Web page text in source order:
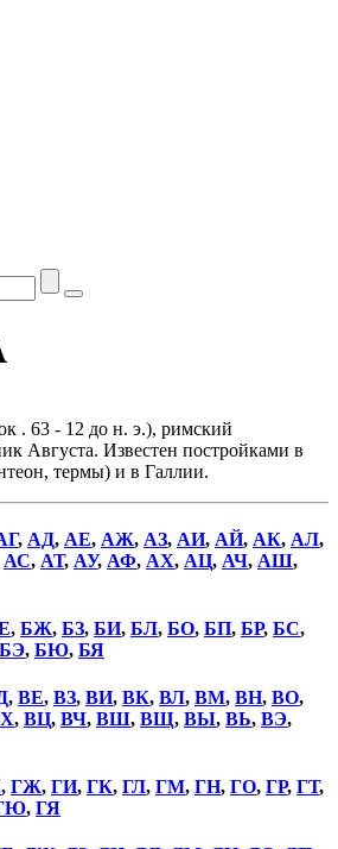
. 63 - 12 до н. э.), римский
Августа. Известен постройками в
термы) и в Галлии.
, АД, АЕ, АЖ, АЗ, АИ, АЙ, АК, АЛ,
АС, АТ, АУ, АФ, АХ, АЦ, АЧ, АШ,
, БЖ, БЗ, БИ, БЛ, БО, БП, БР, БС,
БЭ, БЮ, БЯ
, ВЕ, ВЗ, ВИ, ВК, ВЛ, ВМ, ВН, ВО,
, ВЦ, ВЧ, ВШ, ВЩ, ВЫ, ВЬ, ВЭ,
, ГЖ, ГИ, ГК, ГЛ, ГМ, ГН, ГО, ГР, ГТ,
, ГЯ